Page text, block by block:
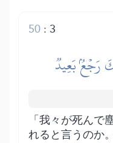
3
:
50
رَجۡعُۢ بَعِيدٞ
「我々が死んで
れると言うのか